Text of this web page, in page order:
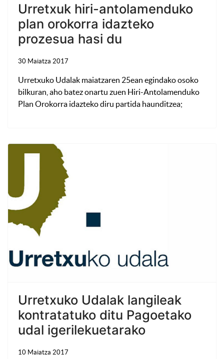
Urretxuk hiri-antolamenduko
plan orokorra idazteko
prozesua hasi du
30 Maiatza 2017
Urretxuko Udalak maiatzaren 25ean egindako osoko
bilkuran, aho batez onartu zuen Hiri-Antolamenduko
Plan Orokorra idazteko diru partida haunditzea;
Urretxuko Udalak langileak
kontratatuko ditu Pagoetako
udal igerilekuetarako
10 Maiatza 2017